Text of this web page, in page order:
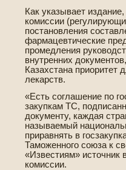
Как указывает
комиссии
постановления
фармацевтические
промедления
внутренних
Казахстана приоритет
лекарств.
«Есть соглашение по
закупкам ТС,
документу, каждая
называемый
приравнять в
Таможенного союза к
«Изве­стиям» источник
комиссии.